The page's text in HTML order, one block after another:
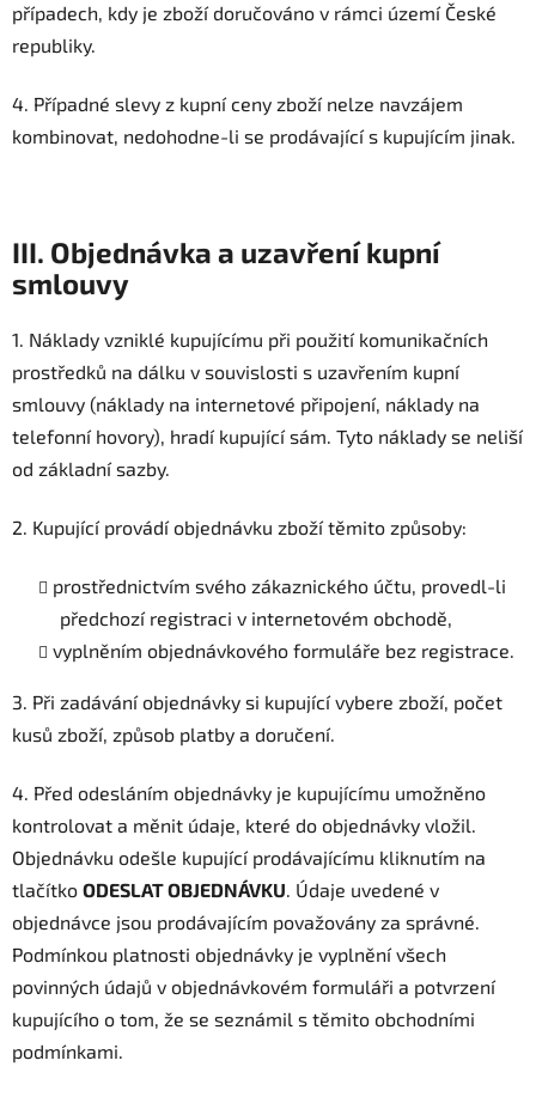
případech, kdy je zboží doručováno v rámci území České
republiky.
4. Případné slevy z kupní ceny zboží nelze navzájem
kombinovat, nedohodne-li se prodávající s kupujícím jinak.
III. Objednávka a uzavření kupní
smlouvy
1. Náklady vzniklé kupujícímu při použití komunikačních
prostředků na dálku v souvislosti s uzavřením kupní
smlouvy (náklady na internetové připojení, náklady na
telefonní hovory), hradí kupující sám. Tyto náklady se neliší
od základní sazby.
2. Kupující provádí objednávku zboží těmito způsoby:
prostřednictvím svého zákaznického účtu, provedl-li
předchozí registraci v internetovém obchodě,
vyplněním objednávkového formuláře bez registrace.
3. Při zadávání objednávky si kupující vybere zboží, počet
kusů zboží, způsob platby a doručení.
4. Před odesláním objednávky je kupujícímu umožněno
kontrolovat a měnit údaje, které do objednávky vložil.
Objednávku odešle kupující prodávajícímu kliknutím na
tlačítko ODESLAT OBJEDNÁVKU. Údaje uvedené v
objednávce jsou prodávajícím považovány za správné.
Podmínkou platnosti objednávky je vyplnění všech
povinných údajů v objednávkovém formuláři a potvrzení
kupujícího o tom, že se seznámil s těmito obchodními
podmínkami.